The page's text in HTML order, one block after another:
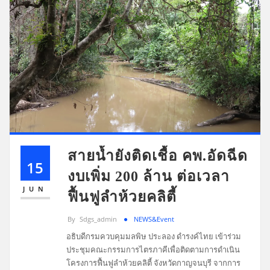
15
JUN
สายน้ำยังติดเชื้อ คพ.อัดฉีด
งบเพิ่ม 200 ล้าน ต่อเวลา
ฟื้นฟูลำห้วยคลิตี้
By Sdgs_admin NEWS&Event
อธิบดีกรมควบคุมมลพิษ ประลอง ดำรงค์ไทย เข้าร่วม
ประชุมคณะกรรมการไตรภาคีเพื่อติดตามการดำเนิน
โครงการฟื้นฟูลำห้วยคลิตี้ จังหวัดกาญจนบุรี จากการ